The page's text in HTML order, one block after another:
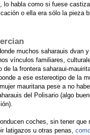
habla como si fuese
o ella era sólo la pieza
muchos saharauis dvan
vínculos familiares,
la frontera saharaui-
a ese estereotipo de la
mauritana pese a no
del Polisario (algo
coches, sin tener que
latigazos u otras penas,